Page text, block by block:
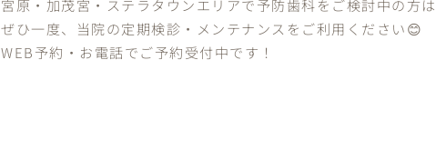
宮原・加茂宮・ステラタウンエリアで予防歯科をご検討中の方
ぜひ一度、当院の定期検診・メンテナンスをご利用ください😊
WEB予約・お電話でご予約受付中です！